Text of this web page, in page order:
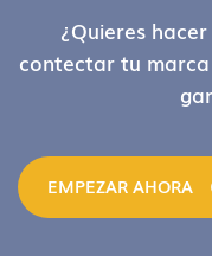
Footer¿Quieres
contectar tu
EMPEZAR AHORA